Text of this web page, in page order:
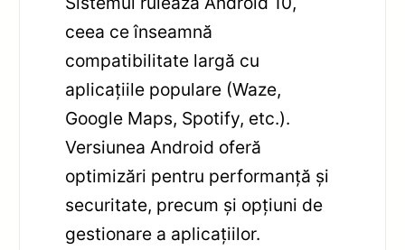
ceea ce înseamnă
compatibilitate largă cu
aplicațiile populare (Waze,
Google Maps, Spotify, etc.).
Versiunea Android oferă
optimizări pentru performanță și
securitate, precum și opțiuni de
gestionare a aplicațiilor.